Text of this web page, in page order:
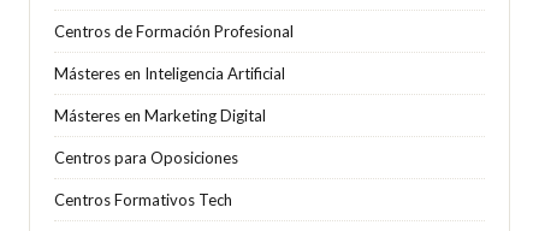
Centros de Formación Profesional
Másteres en Inteligencia Artificial
Másteres en Marketing Digital
Centros para Oposiciones
Centros Formativos Tech